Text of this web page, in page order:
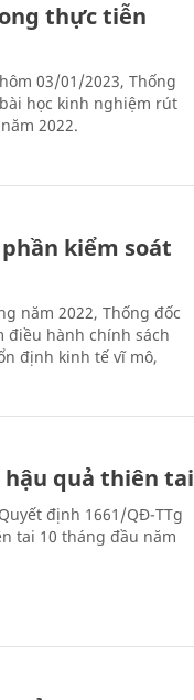
thực tiễn
03/01/2023, Thống
học kinh nghiệm rút
2022.
kiểm soát
năm 2022, Thống đốc
điều hành chính sách
định kinh tế vĩ mô,
quả thiên tai
định 1661/QĐ-TTg
tai 10 tháng đầu năm